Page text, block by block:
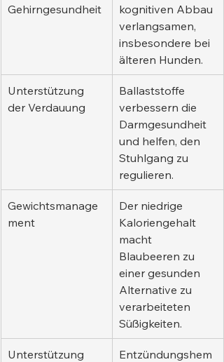
Gehirngesundheit
kognitiven Abbau
verlangsamen,
insbesondere bei
älteren Hunden.
Unterstützung
der Verdauung
Ballaststoffe
verbessern die
Darmgesundheit
und helfen, den
Stuhlgang zu
regulieren.
Gewichtsmanage
ment
Der niedrige
Kaloriengehalt
macht
Blaubeeren zu
einer gesunden
Alternative zu
verarbeiteten
Süßigkeiten.
Unterstützung
Entzündungshem